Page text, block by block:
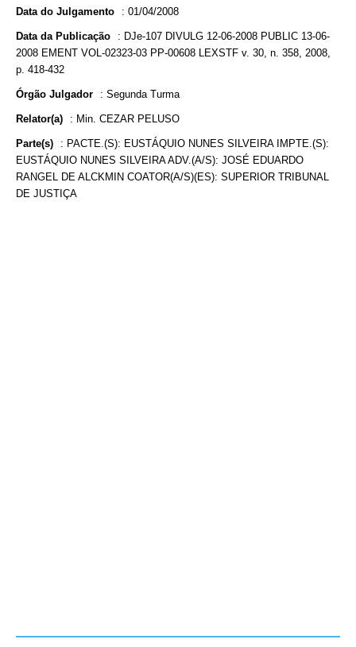
Data do Julgamento : 01/04/2008
Data da Publicação : DJe-107 DIVULG 12-06-2008 PUBLIC 13-06-
2008 EMENT VOL-02323-03 PP-00608 LEXSTF v. 30, n. 358, 2008,
p. 418-432
Órgão Julgador : Segunda Turma
Relator(a) : Min. CEZAR PELUSO
Parte(s) : PACTE.(S): EUSTÁQUIO NUNES SILVEIRA IMPTE.(S):
EUSTÁQUIO NUNES SILVEIRA ADV.(A/S): JOSÉ EDUARDO
RANGEL DE ALCKMIN COATOR(A/S)(ES): SUPERIOR TRIBUNAL
DE JUSTIÇA